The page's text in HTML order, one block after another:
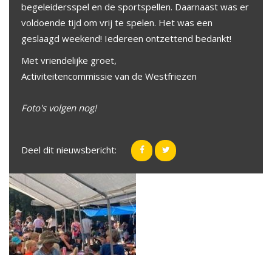
begeleidersspel en de sportspellen. Daarnaast was er
voldoende tijd om vrij te spelen. Het was een
geslaagd weekend! Iedereen ontzettend bedankt!
Met vriendelijke groet,
Activiteitencommissie van de Westfriezen
Foto's volgen nog!
Deel dit nieuwsbericht: